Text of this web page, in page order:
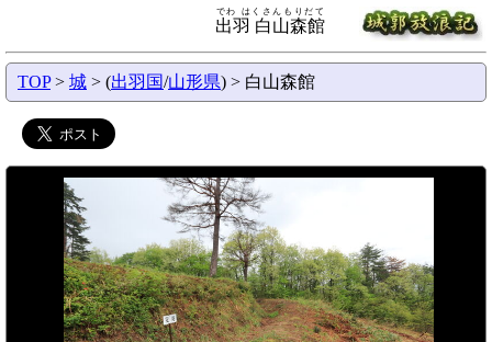
出羽 白山森館
でわ はくさんもりだて
TOP> 城 > (出羽国/山形県) > 白山森館